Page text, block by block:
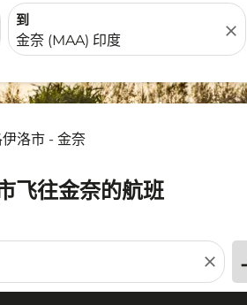
到
close
洛市 - 金奈
飞往金奈的航班
close
的筛选条件。